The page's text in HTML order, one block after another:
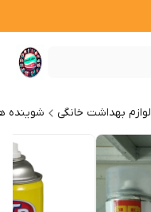
لوازم بهداشت خانگی شوینده